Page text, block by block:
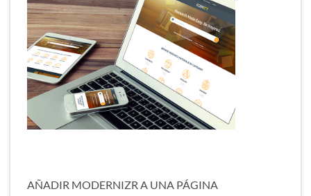
AÑADIR MODERNIZR A UNA PÁGINA